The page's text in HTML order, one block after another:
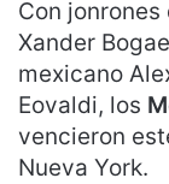
Con
Xander
mexicano
Eovaldi, los
vencieron
Nueva York.